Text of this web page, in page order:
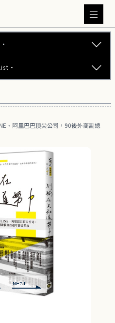
列全圖鑑書展
圖鑑書展
、阿里巴巴頂尖公司，90後外商副總